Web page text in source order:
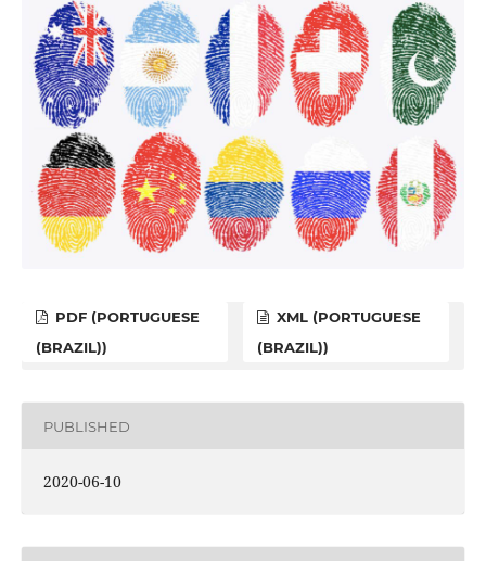
PDF (PORTUGUESE
(BRAZIL))
XML (PORTUGUESE
(BRAZIL))
PUBLISHED
2020-06-10